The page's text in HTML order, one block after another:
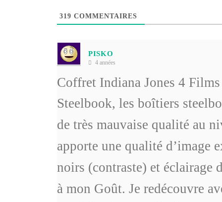
319 COMMENTAIRES
PISKO
4 années
Coffret Indiana Jones 4
Steelbook, les boîtiers
de très mauvaise qualité au
apporte une qualité d’image
noirs (contraste) et éclairage
à mon Goût. Je redécouvre